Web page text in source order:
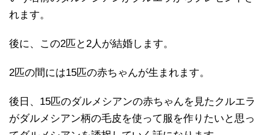
れます。
後に、この2匹と2人が結婚します。
2匹の間には15匹の赤ちゃんが生まれます。
後日、15匹のダルメシアンの赤ちゃんを見たクルエラ
がダルメシアン柄の毛皮を使って服を作りたいと思っ